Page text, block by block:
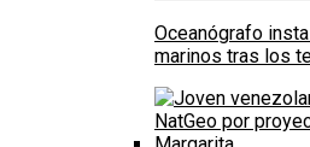
Oceanógrafo
marinos tras los